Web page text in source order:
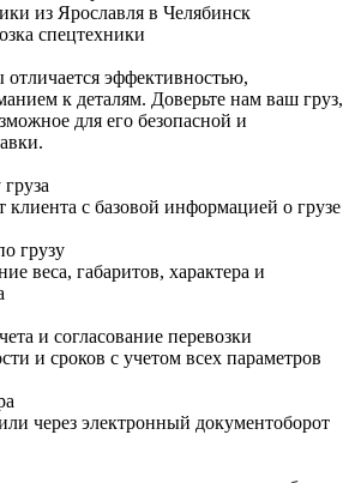
из Ярославля в Челябинск
спецтехники
эффективностью,
к деталям. Доверьте нам ваш груз,
для его безопасной и
клиента с базовой информацией о грузе
грузу
веса, габаритов, характера и
и согласование перевозки
и сроков с учетом всех параметров
через электронный документоборот